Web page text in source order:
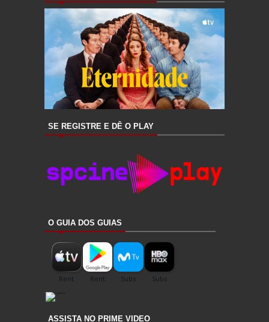
SE REGISTRE E DÊ O PLAY
O GUIA DOS GUIAS
ASSISTA NO PRIME VIDEO